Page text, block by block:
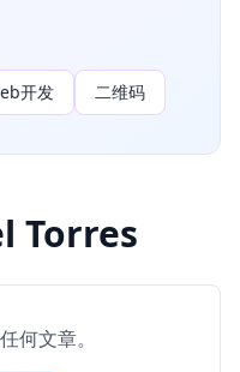
开发 二维码
Torres
何文章。